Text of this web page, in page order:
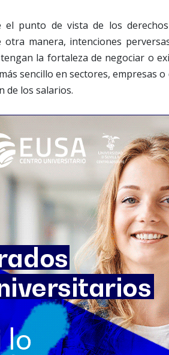
el punto de vista de los
manera, intenciones
la fortaleza de negociar o
sencillo en sectores, empresas
de los salarios.